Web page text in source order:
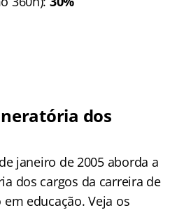
dos
janeiro de 2005 aborda a
dos cargos da carreira de
educação. Veja os